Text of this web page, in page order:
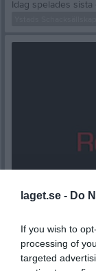
laget.se - Do
If you wish to
processing of
targeted
Rödeby Open